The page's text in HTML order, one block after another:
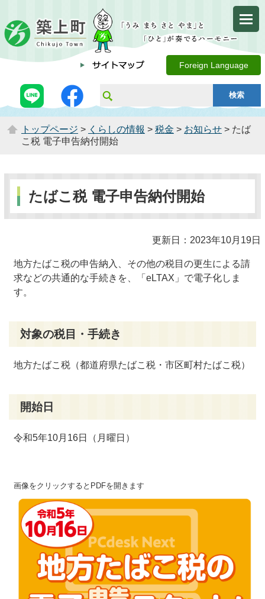
Foreign Language
トップページ > くらしの情報 > 税金 > お知らせ > たば
こ税 電子申告納付開始
たばこ税 電子申告納付開始
更新日：2023年10月19日
地方たばこ税の申告納入、その他の税目の更生による請
求などの共通的な手続きを、「eLTAX」で電子化しま
す。
対象の税目・手続き
地方たばこ税（都道府県たばこ税・市区町村たばこ税）
開始日
令和5年10月16日（月曜日）
画像をクリックするとPDFを開きます